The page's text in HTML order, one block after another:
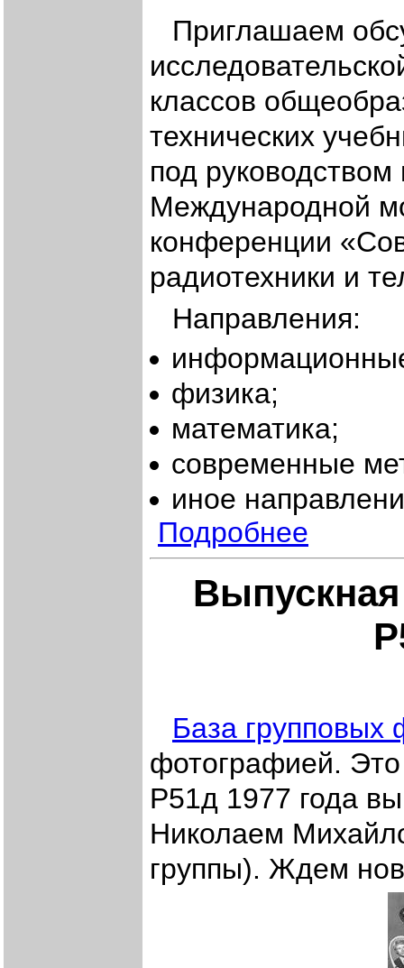
Приглашаем
классов
технических
под
Международной
конференции
радиотехники и
Направления:
физика;
математика;
современные
иное
Подробнее
База групповых
фотографией.
Р51д 1977 года
Николаем
группы). Ждем